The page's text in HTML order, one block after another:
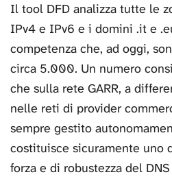
Il tool DFD analizza tutte le
IPv4 e IPv6 e i domini .it e
competenza che, ad oggi,
circa 5.000. Un numero
che sulla rete GARR, a
nelle reti di provider
sempre gestito
costituisce sicuramente uno
forza e di robustezza del